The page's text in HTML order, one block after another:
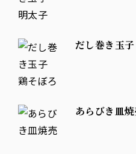
だし巻き
あらびき皿